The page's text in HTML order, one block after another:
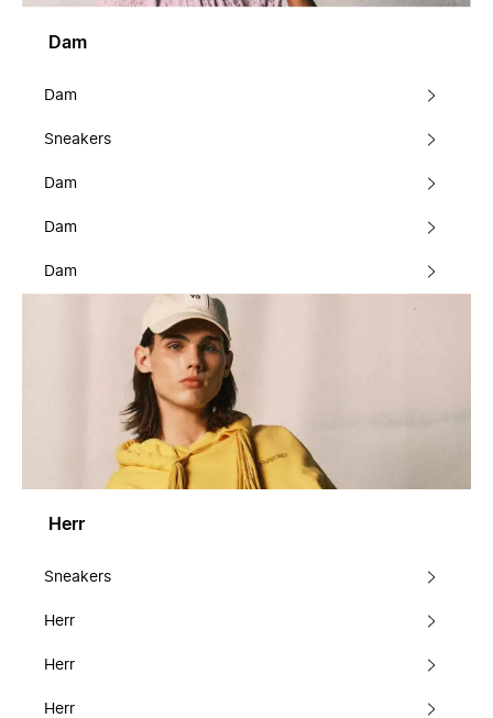
Dam
Dam
Sneakers
Dam
Dam
Dam
Herr
Sneakers
Herr
Herr
Herr